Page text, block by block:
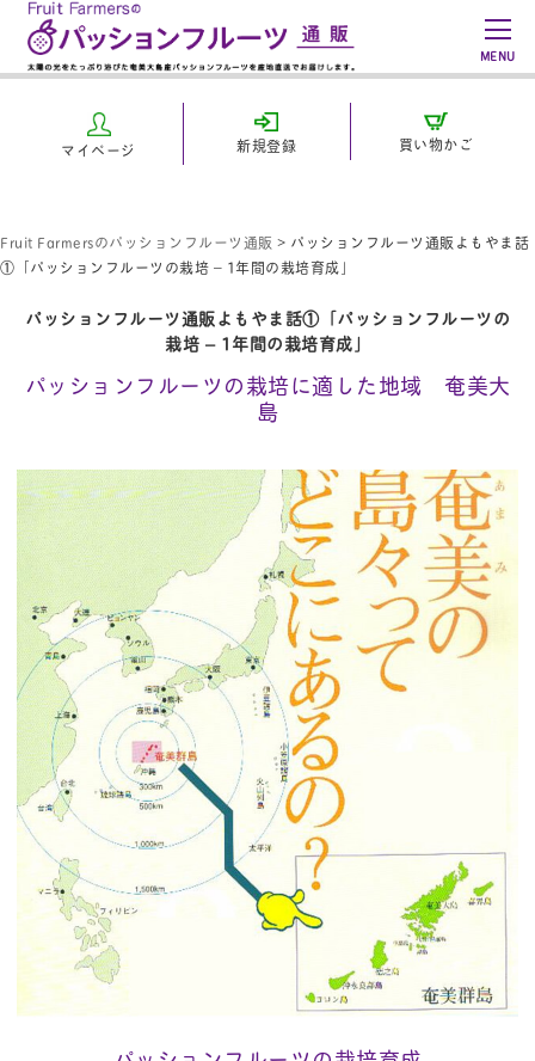
MENU
マイページ 新規登録 買い物かご
Fruit Farmersのパッションフルーツ通販 > パッションフルーツ通販よもやま話
①「パッションフルーツの栽培 – 1年間の栽培育成」
パッションフルーツ通販よもやま話①「パッションフルーツの
栽培 – 1年間の栽培育成」
パッションフルーツの栽培に適した地域 奄美大
島